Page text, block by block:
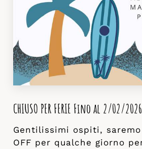
CHIUSO PER FERIE Fino al 2/02/2026
Gentilissimi ospiti,
OFF per qualche giorno